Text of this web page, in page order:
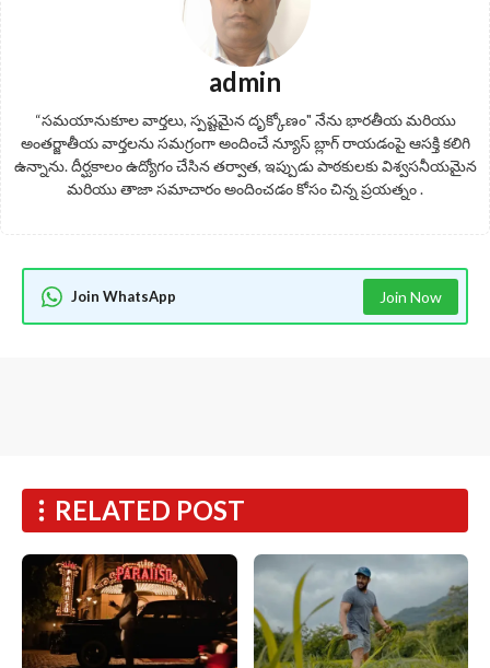
admin
“సమయానుకూల వార్తలు, స్పష్టమైన దృక్కోణం" నేను భారతీయ మరియు
అంతర్జాతీయ వార్తలను సమగ్రంగా అందించే న్యూస్ బ్లాగ్ రాయడంపై ఆసక్తి కలిగి
ఉన్నాను. దీర్ఘకాలం ఉద్యోగం చేసిన తర్వాత, ఇప్పుడు పాఠకులకు విశ్వసనీయమైన
మరియు తాజా సమాచారం అందించడం కోసం చిన్న ప్రయత్నం .
Join WhatsApp Join Now
RELATED POST